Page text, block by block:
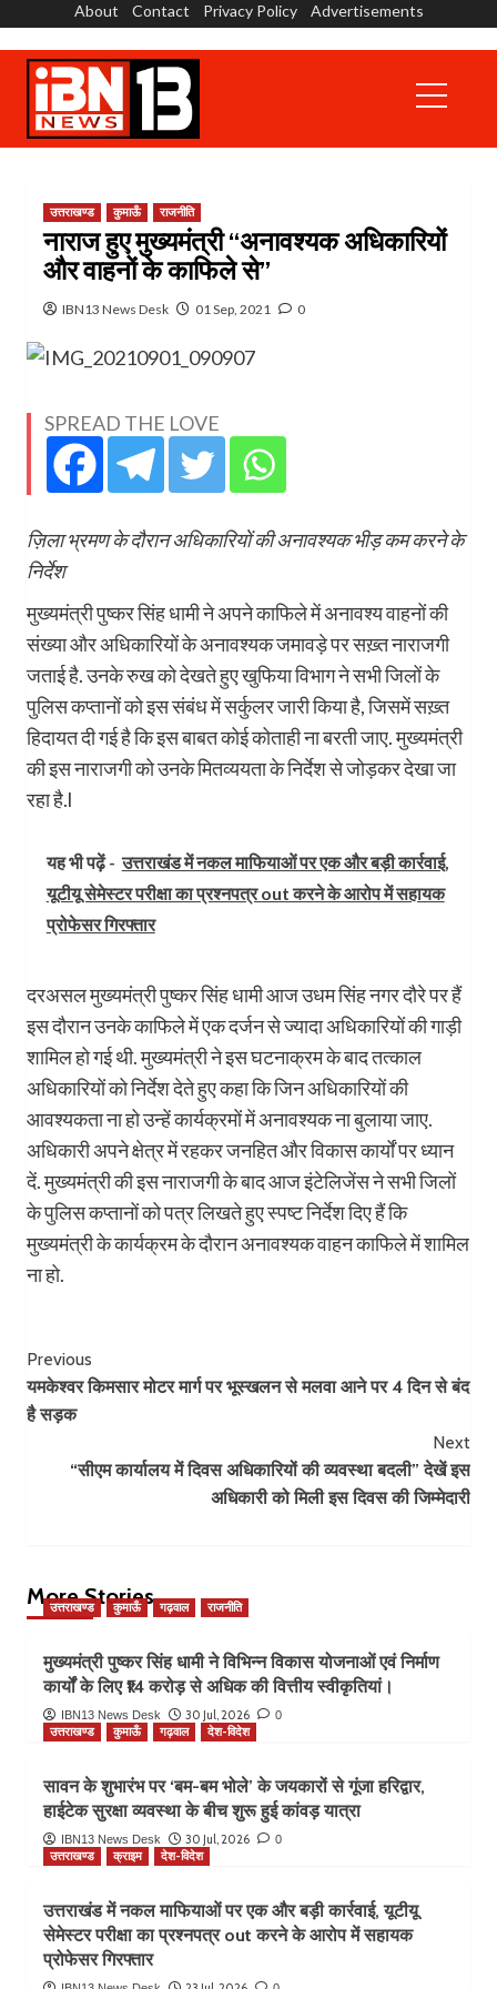
content
About Contact Privacy Policy Advertisements
Menu
उत्तराखण्ड कुमाऊँ राजनीति
नाराज हुए मुख्यमंत्री “अनावश्यक अधिकारियों
और वाहनों के काफिले से”
IBN13 News Desk 01 Sep, 2021 0
SPREAD THE LOVE
ज़िला भ्रमण के दौरान अधिकारियों की अनावश्यक भीड़ कम करने के
निर्देश
मुख्यमंत्री पुष्कर सिंह धामी ने अपने काफिले में अनावश्य वाहनों की
संख्या और अधिकारियों के अनावश्यक जमावड़े पर सख़्त नाराजगी
जताई है. उनके रुख को देखते हुए खुफिया विभाग ने सभी जिलों के
पुलिस कप्तानों को इस संबंध में सर्कुलर जारी किया है, जिसमें सख़्त
हिदायत दी गई है कि इस बाबत कोई कोताही ना बरती जाए. मुख्यमंत्री
की इस नाराजगी को उनके मितव्ययता के निर्देश से जोड़कर देखा जा
रहा है.l
यह भी पढ़ें - उत्तराखंड में नकल माफियाओं पर एक और बड़ी कार्रवाई,
यूटीयू सेमेस्टर परीक्षा का प्रश्नपत्र out करने के आरोप में सहायक
प्रोफेसर गिरफ्तार
दरअसल मुख्यमंत्री पुष्कर सिंह धामी आज उधम सिंह नगर दौरे पर हैं
इस दौरान उनके काफिले में एक दर्जन से ज्यादा अधिकारियों की गाड़ी
शामिल हो गई थी. मुख्यमंत्री ने इस घटनाक्रम के बाद तत्काल
अधिकारियों को निर्देश देते हुए कहा कि जिन अधिकारियों की
आवश्यकता ना हो उन्हें कार्यक्रमों में अनावश्यक ना बुलाया जाए.
अधिकारी अपने क्षेत्र में रहकर जनहित और विकास कार्यों पर ध्यान
दें. मुख्यमंत्री की इस नाराजगी के बाद आज इंटेलिजेंस ने सभी जिलों
के पुलिस कप्तानों को पत्र लिखते हुए स्पष्ट निर्देश दिए हैं कि
मुख्यमंत्री के कार्यक्रम के दौरान अनावश्यक वाहन काफिले में शामिल
ना हो.
Post
Navigation
Previous
यमकेश्वर किमसार मोटर मार्ग पर भूस्खलन से मलवा आने पर 4 दिन से बंद
है सड़क
Next
“सीएम कार्यालय में दिवस अधिकारियों की व्यवस्था बदली” देखें इस
अधिकारी को मिली इस दिवस की जिम्मेदारी
More Stories
उत्तराखण्ड कुमाऊँ गढ़वाल राजनीति
मुख्यमंत्री पुष्कर सिंह धामी ने विभिन्न विकास योजनाओं एवं निर्माण
कार्यों के लिए ₹14 करोड़ से अधिक की वित्तीय स्वीकृतियां।
IBN13 News Desk 30 Jul, 2026 0
उत्तराखण्ड कुमाऊँ गढ़वाल देश-विदेश
सावन के शुभारंभ पर ‘बम-बम भोले’ के जयकारों से गूंजा हरिद्वार,
हाईटेक सुरक्षा व्यवस्था के बीच शुरू हुई कांवड़ यात्रा
IBN13 News Desk 30 Jul, 2026 0
उत्तराखण्ड क्राइम देश-विदेश
उत्तराखंड में नकल माफियाओं पर एक और बड़ी कार्रवाई, यूटीयू
सेमेस्टर परीक्षा का प्रश्नपत्र out करने के आरोप में सहायक
प्रोफेसर गिरफ्तार